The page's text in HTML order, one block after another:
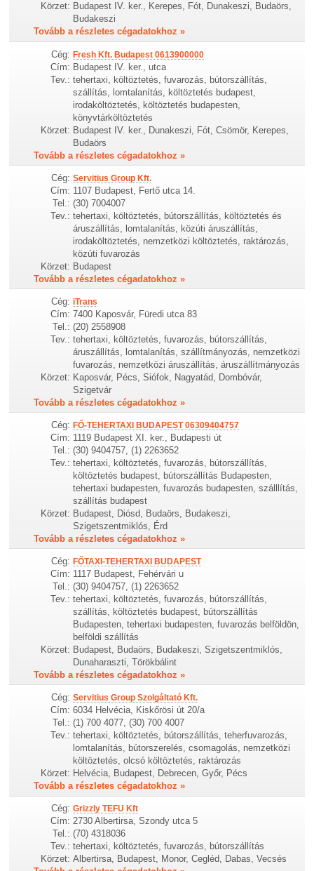
Körzet: Budapest IV. ker., Kerepes, Fót, Dunakeszi, Budaörs,
Budakeszi
Tovább a részletes cégadatokhoz »
Cég: Fresh Kft. Budapest 0613900000
Cím: Budapest IV. ker., utca
Tev.: tehertaxi, költöztetés, fuvarozás, bútorszállítás,
szállítás, lomtalanítás, költöztetés budapest,
irodaköltöztetés, költöztetés budapesten,
könyvtárköltöztetés
Körzet: Budapest IV. ker., Dunakeszi, Fót, Csömör, Kerepes,
Budaörs
Tovább a részletes cégadatokhoz »
Cég: Servitius Group Kft.
Cím: 1107 Budapest, Fertő utca 14.
Tel.: (30) 7004007
Tev.: tehertaxi, költöztetés, bútorszállítás, költöztetés és
áruszállítás, lomtalanítás, közúti áruszállítás,
irodaköltöztetés, nemzetközi költöztetés, raktározás,
közúti fuvarozás
Körzet: Budapest
Tovább a részletes cégadatokhoz »
Cég: iTrans
Cím: 7400 Kaposvár, Füredi utca 83
Tel.: (20) 2558908
Tev.: tehertaxi, költöztetés, fuvarozás, bútorszállítás,
áruszállítás, lomtalanítás, szállítmányozás, nemzetközi
fuvarozás, nemzetközi áruszállítás, áruszállítmányozás
Körzet: Kaposvár, Pécs, Siófok, Nagyatád, Dombóvár,
Szigetvár
Tovább a részletes cégadatokhoz »
Cég: FŐ-TEHERTAXI BUDAPEST 06309404757
Cím: 1119 Budapest XI. ker., Budapesti út
Tel.: (30) 9404757, (1) 2263652
Tev.: tehertaxi, költöztetés, fuvarozás, bútorszállítás,
költöztetés budapest, bútorszállítás Budapesten,
tehertaxi budapesten, fuvarozás budapesten, szálllítás,
szállítás budapest
Körzet: Budapest, Diósd, Budaörs, Budakeszi,
Szigetszentmiklós, Érd
Tovább a részletes cégadatokhoz »
Cég: FŐTAXI-TEHERTAXI BUDAPEST
Cím: 1117 Budapest, Fehérvári u
Tel.: (30) 9404757, (1) 2263652
Tev.: tehertaxi, költöztetés, fuvarozás, bútorszállítás,
szállítás, költöztetés budapest, bútorszállítás
Budapesten, tehertaxi budapesten, fuvarozás belföldön,
belföldi szállítás
Körzet: Budapest, Budaörs, Budakeszi, Szigetszentmiklós,
Dunaharaszti, Törökbálint
Tovább a részletes cégadatokhoz »
Cég: Servitius Group Szolgáltató Kft.
Cím: 6034 Helvécia, Kiskőrösi út 20/a
Tel.: (1) 700 4077, (30) 700 4007
Tev.: tehertaxi, költöztetés, bútorszállítás, teherfuvarozás,
lomtalanítás, bútorszerelés, csomagolás, nemzetközi
költöztetés, olcsó költöztetés, raktározás
Körzet: Helvécia, Budapest, Debrecen, Győr, Pécs
Tovább a részletes cégadatokhoz »
Cég: Grizzly TEFU Kft
Cím: 2730 Albertirsa, Szondy utca 5
Tel.: (70) 4318036
Tev.: tehertaxi, költöztetés, fuvarozás, bútorszállítás
Körzet: Albertirsa, Budapest, Monor, Cegléd, Dabas, Vecsés